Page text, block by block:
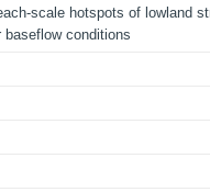
scale hotspots of lowland
conditions